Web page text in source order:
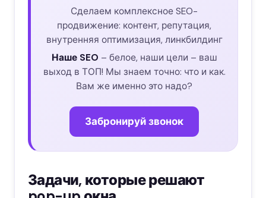
Сделаем комплексное SEO-
продвижение: контент, репутация,
внутренняя оптимизация, линкбилдинг
Наше SEO – белое, наши цели – ваш
выход в ТОП! Мы знаем точно: что и как.
Вам же именно это надо?
Забронируй звонок
Задачи, которые решают